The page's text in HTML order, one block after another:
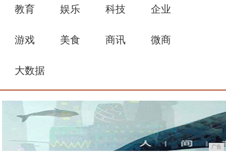
教育 娱乐 科技 企业
游戏 美食 商讯 微商
大数据
广告